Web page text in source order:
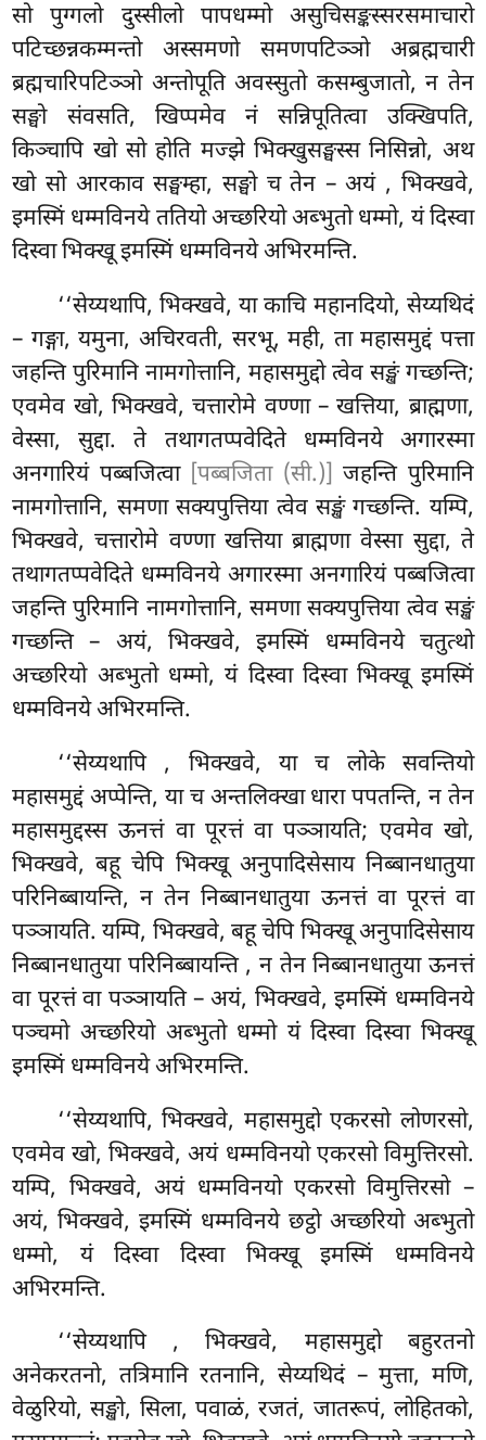
सो पुग्गलो दुस्सीलो पापधम्मो असुचिसङ्कस्सरसमाचारो
पटिच्छन्नकम्मन्तो अस्समणो समणपटिञ्ञो अब्रह्मचारी
ब्रह्मचारिपटिञ्ञो अन्तोपूति अवस्सुतो कसम्बुजातो, न तेन
सङ्घो संवसति, खिप्पमेव नं सन्निपूतित्वा उक्खिपति,
किञ्चापि खो सो होति मज्झे भिक्खुसङ्घस्स निसिन्नो, अथ
खो सो आरकाव सङ्घम्हा, सङ्घो च तेन – अयं , भिक्खवे,
इमस्मिं धम्मविनये ततियो अच्छरियो अब्भुतो धम्मो, यं दिस्वा
दिस्वा भिक्खू इमस्मिं धम्मविनये अभिरमन्ति.
‘‘सेय्यथापि, भिक्खवे, या काचि महानदियो, सेय्यथिदं
– गङ्गा, यमुना, अचिरवती, सरभू, मही, ता महासमुद्दं पत्ता
जहन्ति पुरिमानि नामगोत्तानि, महासमुद्दो त्वेव सङ्खं गच्छन्ति;
एवमेव खो, भिक्खवे, चत्तारोमे वण्णा – खत्तिया, ब्राह्मणा,
वेस्सा, सुद्दा. ते तथागतप्पवेदिते धम्मविनये अगारस्मा
अनगारियं पब्बजित्वा [पब्बजिता (सी.)] जहन्ति पुरिमानि
नामगोत्तानि, समणा सक्यपुत्तिया त्वेव सङ्खं गच्छन्ति. यम्पि,
भिक्खवे, चत्तारोमे वण्णा खत्तिया ब्राह्मणा वेस्सा सुद्दा, ते
तथागतप्पवेदिते धम्मविनये अगारस्मा अनगारियं पब्बजित्वा
जहन्ति पुरिमानि नामगोत्तानि, समणा सक्यपुत्तिया त्वेव सङ्खं
गच्छन्ति – अयं, भिक्खवे, इमस्मिं धम्मविनये चतुत्थो
अच्छरियो अब्भुतो धम्मो, यं दिस्वा दिस्वा भिक्खू इमस्मिं
धम्मविनये अभिरमन्ति.
‘‘सेय्यथापि , भिक्खवे, या च लोके सवन्तियो
महासमुद्दं अप्पेन्ति, या च अन्तलिक्खा धारा पपतन्ति, न तेन
महासमुद्दस्स ऊनत्तं वा पूरत्तं वा पञ्ञायति; एवमेव खो,
भिक्खवे, बहू चेपि भिक्खू अनुपादिसेसाय निब्बानधातुया
परिनिब्बायन्ति, न तेन निब्बानधातुया ऊनत्तं वा पूरत्तं वा
पञ्ञायति. यम्पि, भिक्खवे, बहू चेपि भिक्खू अनुपादिसेसाय
निब्बानधातुया परिनिब्बायन्ति , न तेन निब्बानधातुया ऊनत्तं
वा पूरत्तं वा पञ्ञायति – अयं, भिक्खवे, इमस्मिं धम्मविनये
पञ्चमो अच्छरियो अब्भुतो धम्मो यं दिस्वा दिस्वा भिक्खू
इमस्मिं धम्मविनये अभिरमन्ति.
‘‘सेय्यथापि, भिक्खवे, महासमुद्दो एकरसो लोणरसो,
एवमेव खो, भिक्खवे, अयं धम्मविनयो एकरसो विमुत्तिरसो.
यम्पि, भिक्खवे, अयं धम्मविनयो एकरसो विमुत्तिरसो –
अयं, भिक्खवे, इमस्मिं धम्मविनये छट्ठो अच्छरियो अब्भुतो
धम्मो, यं दिस्वा दिस्वा भिक्खू इमस्मिं धम्मविनये
अभिरमन्ति.
‘‘सेय्यथापि , भिक्खवे, महासमुद्दो बहुरतनो
अनेकरतनो, तत्रिमानि रतनानि, सेय्यथिदं – मुत्ता, मणि,
वेळुरियो, सङ्खो, सिला, पवाळं, रजतं, जातरूपं, लोहितको,